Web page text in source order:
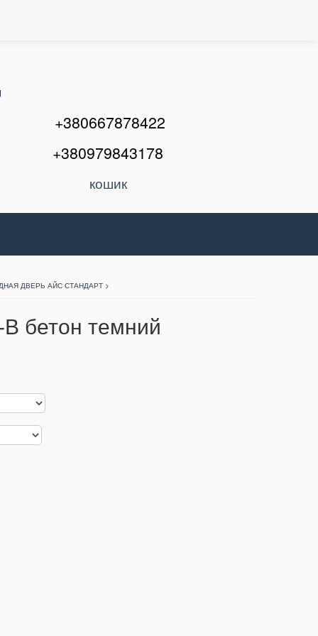
+380667878422
+380979843178
кошик
ДВЕРЬ АЙС СТАНДАРТ >
B бетон темний